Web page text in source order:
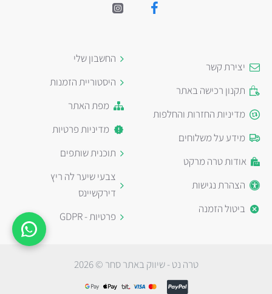
יצירת קשר
תקנון רכישה באתר
מדיניות החזרות והחלפות
מידע על משלוחים
אודות טרה מרקט
הצהרת נגישות
ביטול הזמנה
החשבון שלי
היסטוריית הזמנות
מפת האתר
מדיניות פרטיות
תוכנית שותפים
צבעי שיער לה ריץ
דירקשיינס
פרטיות - GDPR
טרה נט - שיווק באתר סחר © 2026